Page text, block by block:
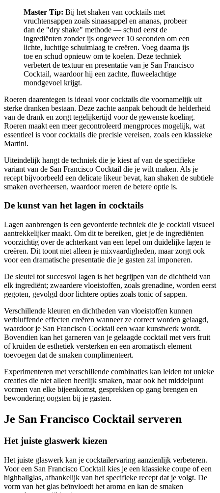
Master Tip: Bij het shaken van cocktails met
vruchtensappen zoals sinaasappel en ananas, probeer
dan de "dry shake" methode — schud eerst de
ingrediënten zonder ijs ongeveer 10 seconden om een
lichte, luchtige schuimlaag te creëren. Voeg daarna ijs
toe en schud opnieuw om te koelen. Deze techniek
verbetert de textuur en presentatie van je San Francisco
Cocktail, waardoor hij een zachte, fluweelachtige
mondgevoel krijgt.
Roeren daarentegen is ideaal voor cocktails die voornamelijk uit
sterke dranken bestaan. Deze zachte aanpak behoudt de helderheid
van de drank en zorgt tegelijkertijd voor de gewenste koeling.
Roeren maakt een meer gecontroleerd mengproces mogelijk, wat
essentieel is voor cocktails die precisie vereisen, zoals een klassieke
Martini.
Uiteindelijk hangt de techniek die je kiest af van de specifieke
variant van de San Francisco Cocktail die je wilt maken. Als je
recept bijvoorbeeld een delicate likeur bevat, kan shaken de subtiele
smaken overheersen, waardoor roeren de betere optie is.
De kunst van het lagen in cocktails
Lagen aanbrengen is een gevorderde techniek die je cocktail visueel
aantrekkelijker maakt. Om dit te bereiken, giet je de ingrediënten
voorzichtig over de achterkant van een lepel om duidelijke lagen te
creëren. Dit toont niet alleen je mixvaardigheden, maar zorgt ook
voor een dramatische presentatie die je gasten zal imponeren.
De sleutel tot succesvol lagen is het begrijpen van de dichtheid van
elk ingrediënt; zwaardere vloeistoffen, zoals grenadine, worden eerst
gegoten, gevolgd door lichtere opties zoals tonic of sappen.
Verschillende kleuren en dichtheden van vloeistoffen kunnen
verbluffende effecten creëren wanneer ze correct worden gelaagd,
waardoor je San Francisco Cocktail een waar kunstwerk wordt.
Bovendien kan het garneren van je gelaagde cocktail met vers fruit
of kruiden de esthetiek versterken en een aromatisch element
toevoegen dat de smaken complimenteert.
Experimenteren met verschillende combinaties kan leiden tot unieke
creaties die niet alleen heerlijk smaken, maar ook het middelpunt
vormen van elke bijeenkomst, gesprekken op gang brengen en
bewondering oogsten bij je gasten.
Je San Francisco Cocktail serveren
Het juiste glaswerk kiezen
Het juiste glaswerk kan je cocktailervaring aanzienlijk verbeteren.
Voor een San Francisco Cocktail kies je een klassieke coupe of een
highballglas, afhankelijk van het specifieke recept dat je volgt. De
vorm van het glas beïnvloedt het aroma en kan de smaken